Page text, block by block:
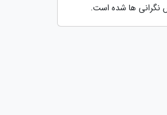
نگرانی ها شده است.